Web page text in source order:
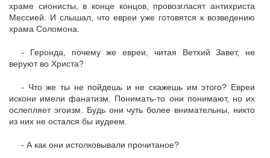
храме сионисты, в конце концов, провозгласят антихриста
Мессией. И слышал, что евреи уже готовятся к возведению
храма Соломона.
- Геронда, почему же евреи, читая Ветхий Завет, не
веруют во Христа?
- Что же ты не пойдешь и не скажешь им этого? Евреи
искони имели фанатизм. Понимать-то они понимают, но их
ослепляет эгоизм. Будь они чуть более внимательны, никто
из них не остался бы иудеем.
- А как они истолковывали прочитаное?